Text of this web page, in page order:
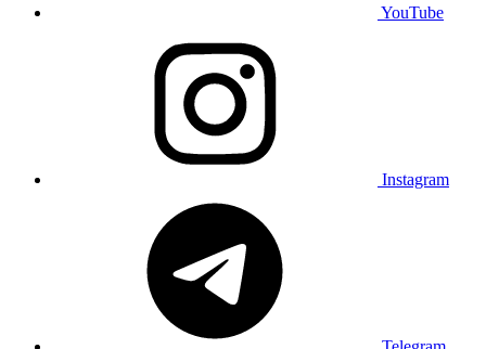
YouTube
Instagram